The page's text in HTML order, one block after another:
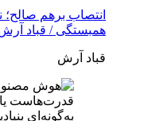
انتصاب برهم صالح؛
همبستگی / قباد
قباد آرش